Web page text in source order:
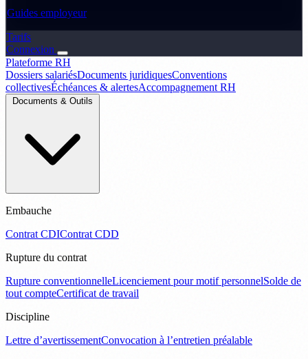
Guides employeur
Tarifs
Connexion
Plateforme RH
Dossiers salariésDocuments juridiquesConventions
collectivesÉchéances & alertesAccompagnement RH
Embauche
Contrat CDIContrat CDD
Rupture du contrat
Rupture conventionnelleLicenciement pour motif personnelSolde de
tout compteCertificat de travail
Discipline
Lettre d’avertissementConvocation à l’entretien préalable